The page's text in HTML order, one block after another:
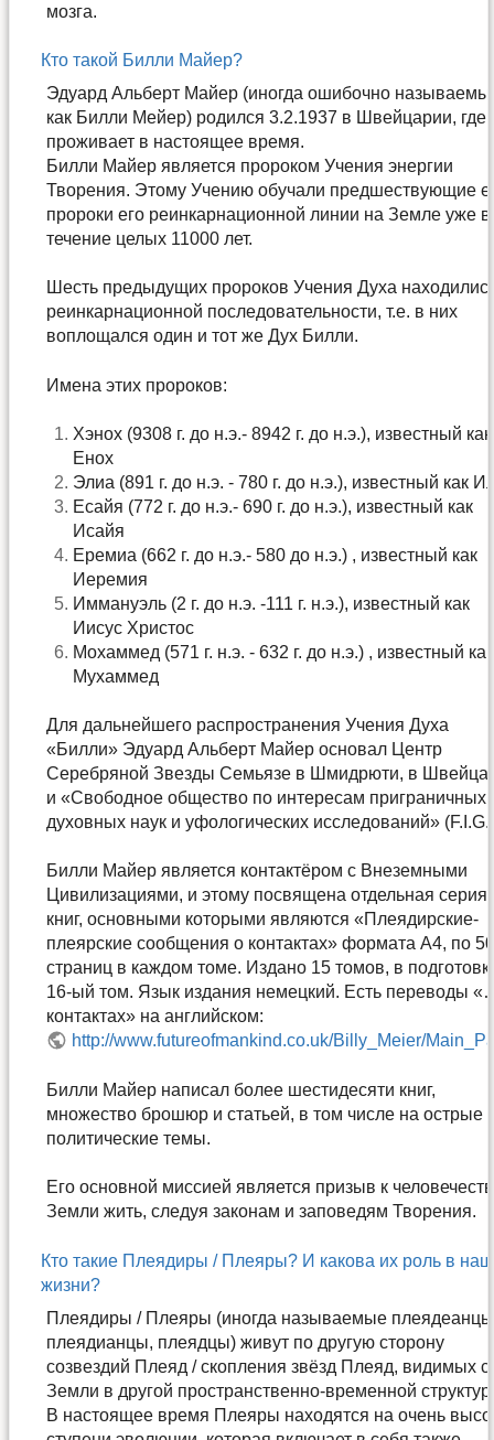
мозга.
Кто такой Билли Майер?
Эдуард Альберт Майер (иногда ошибочно
как Билли Мейер) родился 3.2.1937 в Швейцарии, где
проживает в настоящее время.
Билли Майер является пророком Учения энергии
Творения. Этому Учению обучали предшествующие
пророки его реинкарнационной линии на Земле уже в
течение целых 11000 лет.
Шесть предыдущих пророков Учения Духа
реинкарнационной последовательности, т.е. в них
воплощался один и тот же Дух Билли.
Имена этих пророков:
Хэнох (9308 г. до н.э.- 8942 г. до н.э.), известный как
Енох
Элиа (891 г. до н.э. - 780 г. до н.э.), известный как
Есайя (772 г. до н.э.- 690 г. до н.э.), известный как
Исайя
Еремиа (662 г. до н.э.- 580 до н.э.) , известный как
Иеремия
Иммануэль (2 г. до н.э. -111 г. н.э.), известный как
Иисус Христос
Мохаммед (571 г. н.э. - 632 г. до н.э.) , известный как
Мухаммед
Для дальнейшего распространения Учения Духа
«Билли» Эдуард Альберт Майер основал Центр
Серебряной Звезды Семьязе в Шмидрюти, в
и «Свободное общество по интересам приграничных
духовных наук и уфологических исследований»
Билли Майер является контактёром с Внеземными
Цивилизациями, и этому посвящена отдельная серия
книг, основными которыми являются «Плеядирские-
плеярские сообщения о контактах» формата А4, по
страниц в каждом томе. Издано 15 томов, в
16-ый том. Язык издания немецкий. Есть переводы
контактах» на английском:
http://www.futureofmankind.co.uk/Billy_Meier/
Билли Майер написал более шестидесяти книг,
множество брошюр и статьей, в том числе на острые
политические темы.
Его основной миссией является призыв к
Земли жить, следуя законам и заповедям Творения.
Кто такие Плеядиры / Плеяры? И какова их роль в
жизни?
Плеядиры / Плеяры (иногда называемые
плеядианцы, плеядцы) живут по другую сторону
созвездий Плеяд / скопления звёзд Плеяд, видимых с
Земли в другой пространственно-временной
В настоящее время Плеяры находятся на очень